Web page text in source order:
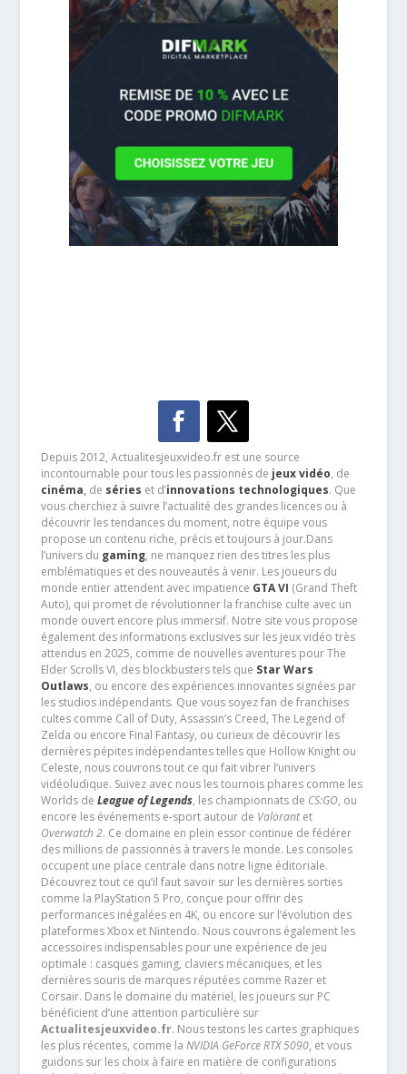
Depuis 2012, Actualitesjeuxvideo.fr est une source
incontournable pour tous les passionnés de jeux vidéo, de
cinéma,de séries et d’innovations technologiques. Que
vous cherchiez à suivre l’actualité des grandes licences ou à
découvrir les tendances du moment, notre équipe vous
propose un contenu riche, précis et toujours à jour.Dans
l’univers du gaming, ne manquez rien des titres les plus
emblématiques et des nouveautés à venir. Les joueurs du
monde entier attendent avec impatience GTA VI (Grand Theft
Auto), qui promet de révolutionner la franchise culte avec un
monde ouvert encore plus immersif. Notre site vous propose
également des informations exclusives sur les jeux vidéo très
attendus en 2025, comme de nouvelles aventures pour The
Elder Scrolls VI, des blockbusters tels que Star Wars
Outlaws, ou encore des expériences innovantes signées par
les studios indépendants. Que vous soyez fan de franchises
cultes comme Call of Duty, Assassin’s Creed, The Legend of
Zelda ou encore Final Fantasy, ou curieux de découvrir les
dernières pépites indépendantes telles que Hollow Knight ou
Celeste, nous couvrons tout ce qui fait vibrer l’univers
vidéoludique. Suivez avec nous les tournois phares comme les
Worlds de League of Legends, les championnats de CS:GO, ou
encore les événements e-sport autour de Valorantet
Overwatch 2. Ce domaine en plein essor continue de fédérer
des millions de passionnés à travers le monde. Les consoles
occupent une place centrale dans notre ligne éditoriale.
Découvrez tout ce qu’il faut savoir sur les dernières sorties
comme la PlayStation 5 Pro, conçue pour offrir des
performances inégalées en 4K, ou encore sur l’évolution des
plateformes Xbox et Nintendo. Nous couvrons également les
accessoires indispensables pour une expérience de jeu
optimale : casques gaming, claviers mécaniques, et les
dernières souris de marques réputées comme Razer et
Corsair. Dans le domaine du matériel, les joueurs sur PC
bénéficient d’une attention particulière sur
Actualitesjeuxvideo.fr. Nous testons les cartes graphiques
les plus récentes, comme la NVIDIA GeForce RTX 5090, et vous
guidons sur les choix à faire en matière de configurations